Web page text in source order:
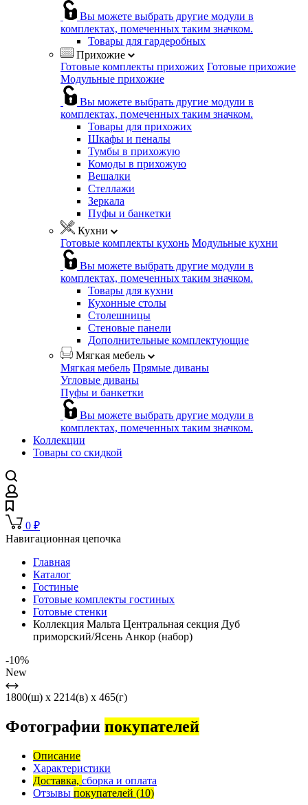
Вы можете выбрать другие модули в
комплектах, помеченных таким значком.
Товары для гардеробных
Прихожие
Готовые комплекты прихожих Готовые прихожие
Модульные прихожие
Вы можете выбрать другие модули в
комплектах, помеченных таким значком.
Товары для прихожих
Шкафы и пеналы
Тумбы в прихожую
Комоды в прихожую
Вешалки
Стеллажи
Зеркала
Пуфы и банкетки
Кухни
Готовые комплекты кухонь Модульные кухни
Вы можете выбрать другие модули в
комплектах, помеченных таким значком.
Товары для кухни
Кухонные столы
Столешницы
Стеновые панели
Дополнительные комплектующие
Мягкая мебель
Мягкая мебель Прямые диваны
Угловые диваны
Пуфы и банкетки
Вы можете выбрать другие модули в
комплектах, помеченных таким значком.
Коллекции
Товары со скидкой
0 ₽
Навигационная цепочка
Главная
Каталог
Гостиные
Готовые комплекты гостиных
Готовые стенки
Коллекция Мальта Центральная секция Дуб
приморский/Ясень Анкор (набор)
-10%
New
1800(ш) x 2214(в) x 465(г)
Фотографии покупателей
Описание
Характеристики
Доставка, сборка и оплата
Отзывы покупателей (10)